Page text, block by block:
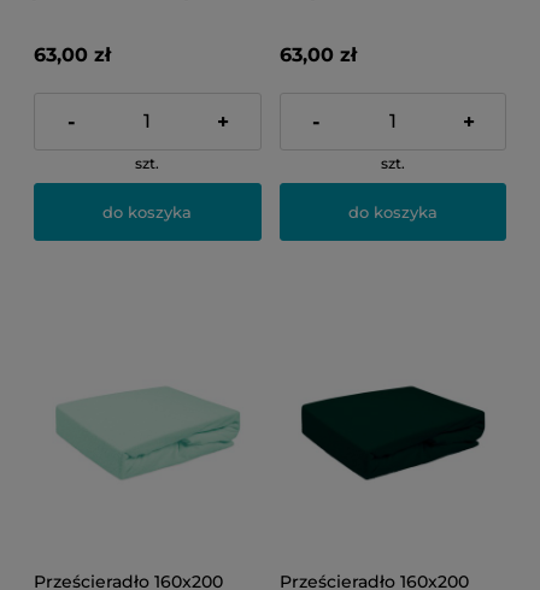
63,00 zł
- +
szt.
do koszyka
63,00 zł
- +
szt.
do koszyka
Prześcieradło 160x200
Prześcieradło 160x200